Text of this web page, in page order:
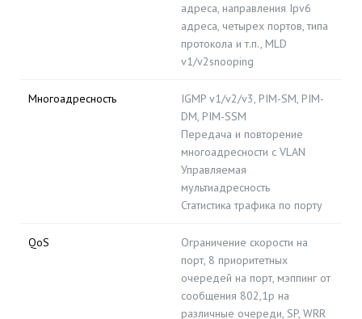
адреса, направления Ipv6
адреса, четырех портов, типа
протокола и т.п., MLD
v1/v2snooping
Многоадресность
IGMP v1/v2/v3, PIM-SM, PIM-
DM, PIM-SSM
Передача и повторение
многоадресности с VLAN
Управляемая
мультиадресность
Статистика трафика по порту
QoS
Ограничение скорости на
порт, 8 приоритетных
очередей на порт, мэппинг от
сообщения 802,1р на
различные очереди, SP, WRR